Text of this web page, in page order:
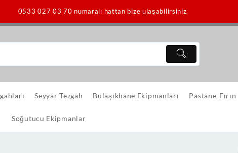
0533 027 03 70 numaralı hattan bize ulaşabilirsiniz.
Seyyar Tezgah Bulaşıkhane Ekipmanları Pastane-Fırın
Soğutucu Ekipmanlar